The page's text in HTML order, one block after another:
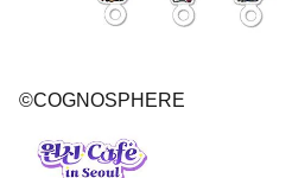
©COGNOSPHERE